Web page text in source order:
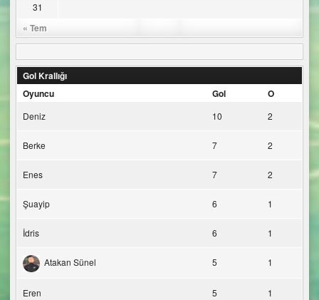
« Tem
31
Gol Krallığı
Oyuncu
Gol O
Deniz 10 2
Berke 7 2
Enes 7 2
Şuayip 6 1
İdris 6 1
Atakan Sünel 5 1
Eren 5 1